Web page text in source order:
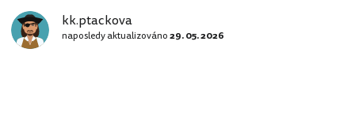
kk.ptackova
naposledy aktualizováno29. 05. 2026